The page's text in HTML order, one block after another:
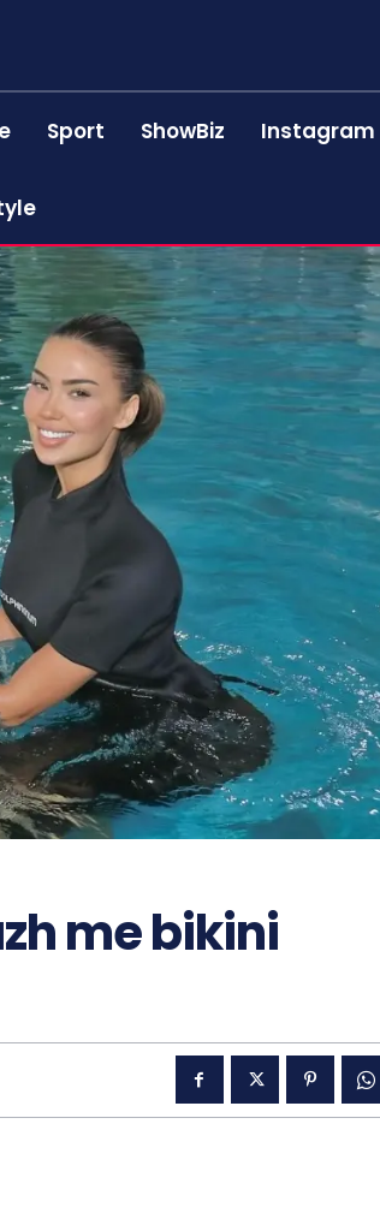
Sport ShowBiz Instagram
me bikini